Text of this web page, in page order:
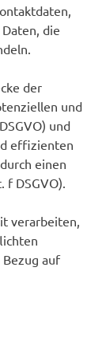
die
der
und
und
effizienten
einen
DSGVO).
verarbeiten,
auf